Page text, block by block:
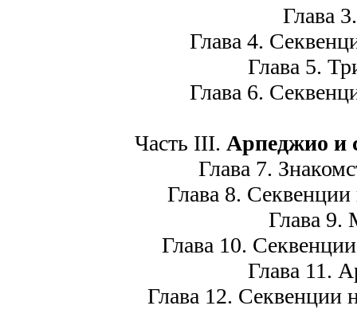
Глава
Глава 4.
Глава 5.
Глава 6.
Часть III. Арпеджио и
Глава 7.
Глава 8. Секвенции
Глава 9.
Глава 10.
Глава 11.
Глава 12. Секвенции